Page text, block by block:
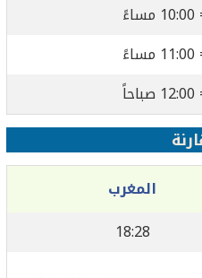
المغرب
18:28